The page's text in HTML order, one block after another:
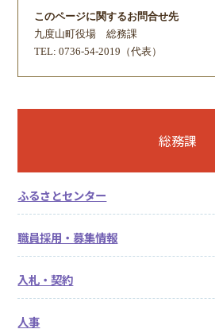
このページに関するお問合せ先
九度山町役場総務課
TEL: 0736-54-2019（代表）
総務課
ふるさとセンター
職員採用・募集情報
入札・契約
人事